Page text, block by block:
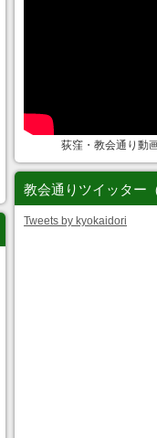
荻窪・教会通り動
教会通りツイッター
Tweets by kyokaidori